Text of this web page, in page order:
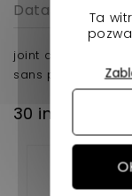
Data sheet
joint de pompe a
sans permis
30 innych
Ta